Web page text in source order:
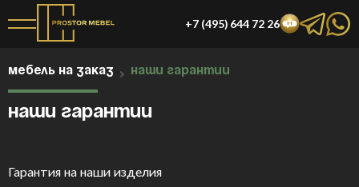
+7 (495) 644 72 26
МЕБЕЛЬ НА ЗАКАЗ НАШИ ГАРАНТИИ
Наши гарантии
Гарантия на наши изделия